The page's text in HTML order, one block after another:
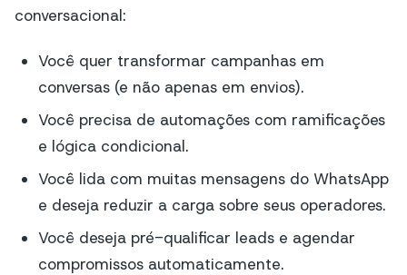
conversacional:
Você quer transformar campanhas em
conversas (e não apenas em envios).
Você precisa de automações com ramificações
e lógica condicional.
Você lida com muitas mensagens do WhatsApp
e deseja reduzir a carga sobre seus operadores.
Você deseja pré-qualificar leads e agendar
compromissos automaticamente.